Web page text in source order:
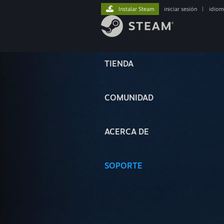
TIENDA
COMUNIDAD
ACERCA DE
SOPORTE
Instalar Steam iniciar sesión